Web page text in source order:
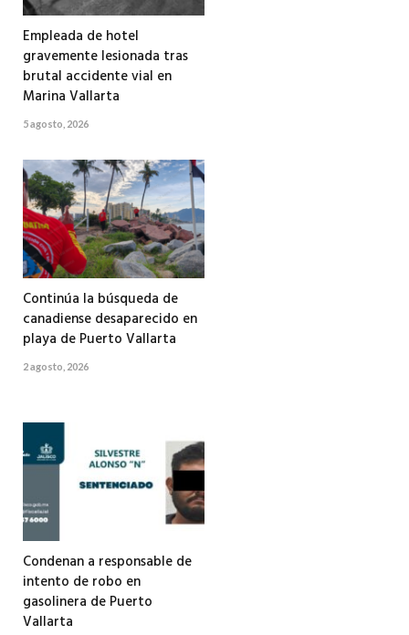
Empleada de hotel
gravemente lesionada tras
brutal accidente vial en
Marina Vallarta
5 agosto, 2026
Continúa la búsqueda de
canadiense desaparecido en
playa de Puerto Vallarta
2 agosto, 2026
Condenan a responsable de
intento de robo en
gasolinera de Puerto
Vallarta